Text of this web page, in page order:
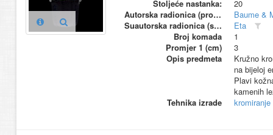
Stoljeće nastanka:
20
Autorska radionica (proizvođač)
Baume &
Suautorska radionica (suproizvođač)
Eta
Broj komada
1
Promjer 1 (cm)
3
Opis predmeta
Kružno
na bijeloj
Plavi
kamenih
Tehnika izrade
kromiranje